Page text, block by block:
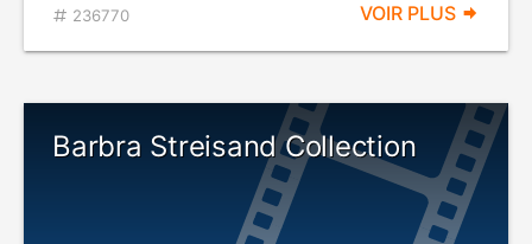
236770 VOIR PLUS
Barbra Streisand Collection